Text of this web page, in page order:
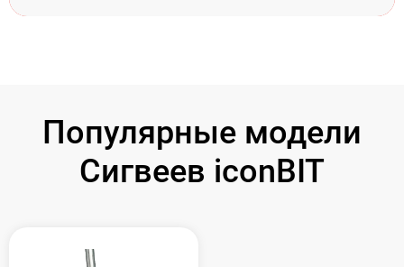
Популярные модели
Сигвеев iconBIT